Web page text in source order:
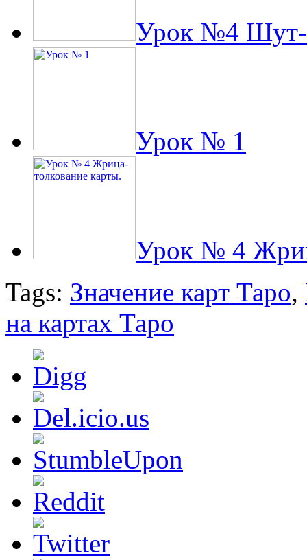
Урок №4 Шут-
Урок № 1
Урок № 4
Tags: Значение карт Таро,
на картах Таро